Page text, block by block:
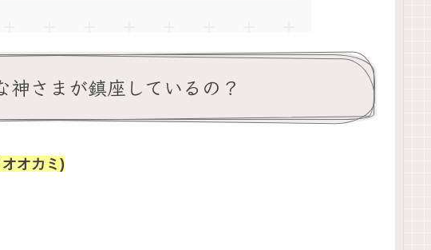
神さまが鎮座しているの？
オカミ)